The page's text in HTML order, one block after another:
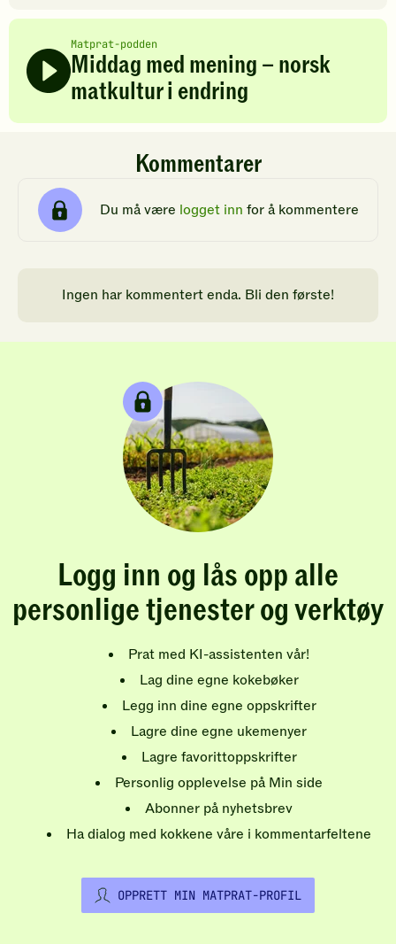
Matprat-podden
Middag med mening – norsk
matkultur i endring
Kommentarer
Du må være logget inn for å kommentere
Ingen har kommentert enda. Bli den første!
Logg inn og lås opp alle
personlige tjenester og verktøy
Prat med KI-assistenten vår!
Lag dine egne kokebøker
Legg inn dine egne oppskrifter
Lagre dine egne ukemenyer
Lagre favorittoppskrifter
Personlig opplevelse på Min side
Abonner på nyhetsbrev
Ha dialog med kokkene våre i kommentarfeltene
OPPRETT MIN MATPRAT-PROFIL